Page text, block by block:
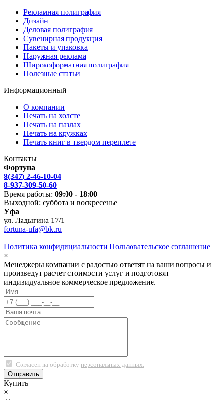
Рекламная полиграфия
Дизайн
Деловая полиграфия
Сувенирная продукция
Пакеты и упаковка
Наружная реклама
Широкоформатная полиграфия
Полезные статьи
Информационный
О компании
Печать на холсте
Печать на пазлах
Печать на кружках
Печать книг в твердом переплете
Контакты
Фортуна
8(347) 2-46-10-04
8-937-309-50-60
Время работы: 09:00 - 18:00
Выходной: суббота и воскресенье
Уфа
ул. Ладыгина 17/1
fortuna-ufa@bk.ru
Политика конфидициальности Пользовательское соглашение
×
Менеджеры компании с радостью ответят на ваши вопросы и
произведут расчет стоимости услуг и подготовят
индивидуальное коммерческое предложение.
Согласен на обработку персональных данных.
Купить
×